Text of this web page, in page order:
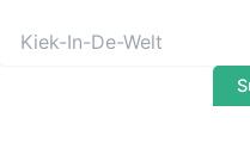
nach: